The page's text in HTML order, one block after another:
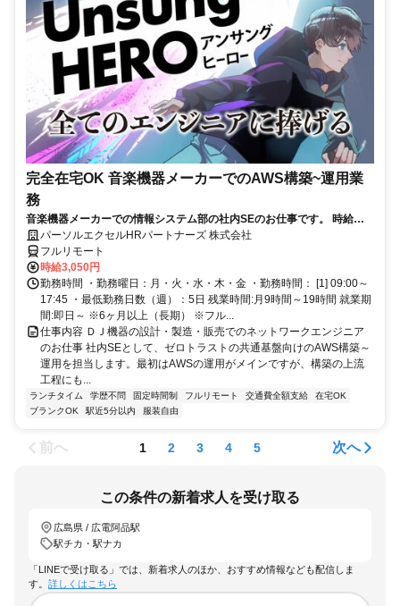
完全在宅OK 音楽機器メーカーでのAWS構築~運用業
務
音楽機器メーカーでの情報システム部の社内SEのお仕事です。 時給
3050円！基本はフル在宅が可能です！ （状況によって出社有り） AWS
構築の上流工程にも携われます！ご本人負担が約4割でとってもお得な
パナソニック健保に加入頂けます！
パーソルエクセルHRパートナーズ 株式会社
フルリモート
時給3,050円
勤務時間 ・勤務曜日：月・火・水・木・金 ・勤務時間： [1] 09:00～
17:45 ・最低勤務日数（週）：5日 残業時間:月9時間～19時間 就業期
間:即日～ ※6ヶ月以上（長期） ※フル...
仕事内容 ＤＪ機器の設計・製造・販売でのネットワークエンジニア
のお仕事 社内SEとして、ゼロトラストの共通基盤向けのAWS構築～
運用を担当します。最初はAWSの運用がメインですが、構築の上流
工程にも...
ランチタイム 学歴不問 固定時間制 フルリモート 交通費全額支給
在宅OK
ブランクOK
駅近5分以内 服装自由
前へ 1 2 3 4 5 次へ
この条件の新着求人を受け取る
広島県 / 広電阿品駅
駅チカ・駅ナカ
「LINEで受け取る」では、新着求人のほか、おすすめ情報なども配信しま
す。 詳しくはこちら